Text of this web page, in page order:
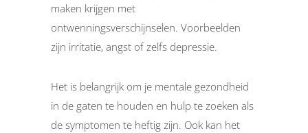
maken krijgen met
ontwenningsverschijnselen. Voorbeelden
zijn irritatie, angst of zelfs depressie.
Het is belangrijk om je mentale gezondheid
in de gaten te houden en hulp te zoeken als
de symptomen te heftig zijn. Ook kan het